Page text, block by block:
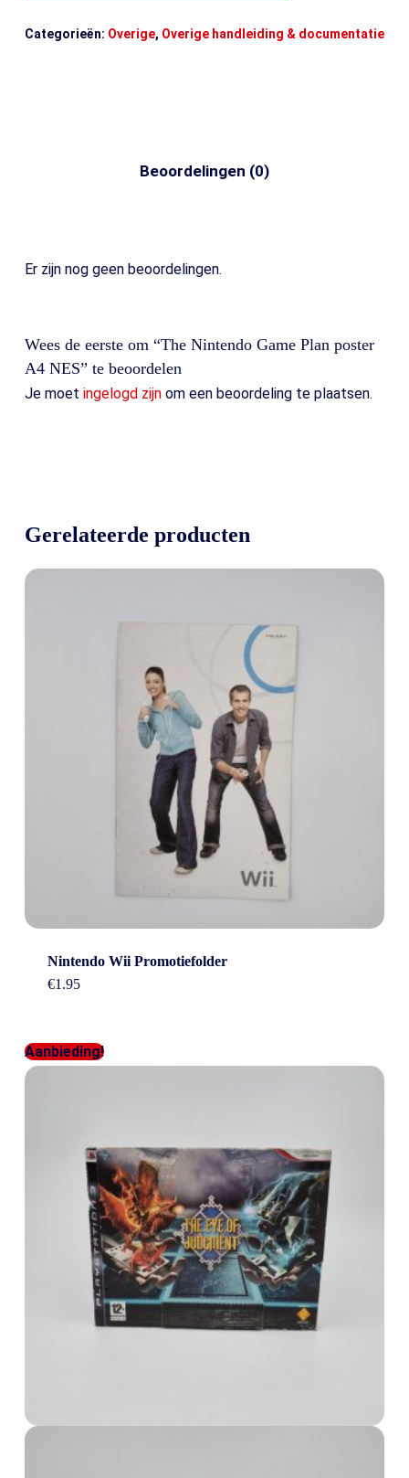
Categorieën: Overige, Overige handleiding & documentatie
Beoordelingen (0)
Er zijn nog geen beoordelingen.
Wees de eerste om “The Nintendo Game Plan poster
A4 NES” te beoordelen
Je moet ingelogd zijnom een beoordeling te plaatsen.
Gerelateerde producten
Nintendo Wii Promotiefolder
€1.95
Aanbieding!